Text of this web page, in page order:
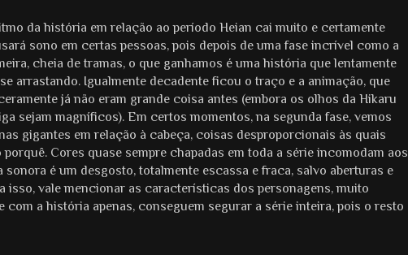
da história em relação ao período Heian cai muito e certamente
sono em certas pessoas, pois depois de uma fase incrível como a
cheia de tramas, o que ganhamos é uma história que lentamente
arrastando. Igualmente decadente ficou o traço e a animação, que
já não eram grande coisa antes (embora os olhos da Hikaru
sejam magníficos). Em certos momentos, na segunda fase, vemos
gigantes em relação à cabeça, coisas desproporcionais às quais
Cores quase sempre chapadas em toda a série incomodam aos
é um desgosto, totalmente escassa e fraca, salvo aberturas e
isso, vale mencionar as características dos personagens, muito
a história apenas, conseguem segurar a série inteira, pois o resto